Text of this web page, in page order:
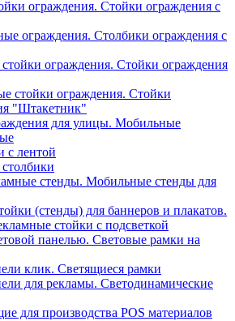
ограждения. Стойки ограждения с
ограждения. Столбики ограждения с
ограждения. Стойки ограждения
стойки ограждения. Стойки
"Штакетник"
для улицы. Мобильные
с лентой
стенды. Мобильные стенды для
(стенды) для баннеров и плакатов.
стойки с подсветкой
панелью. Световые рамки на
клик. Светящиеся рамки
для рекламы. Светодинамические
для производства POS материалов